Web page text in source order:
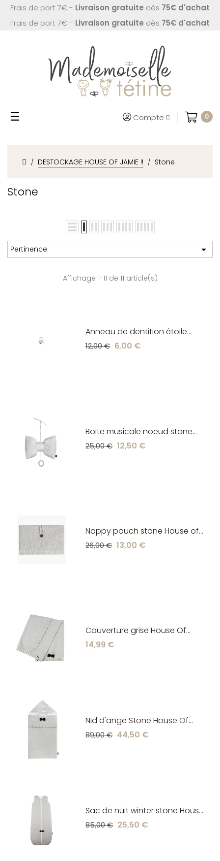
Frais de port 7€ - Livraison gratuite dès 75€ d'achat
Frais de port 7€ - Livraison gratuite dès 75€ d'achat
Basculer
☰ Compte 0
DESTOCKAGE HOUSE OF JAMIE !! Stone
Stone
Pertinence 
Affichage 1-11 de 11 article(s)
Anneau de dentition étoile
stone House of Jamie
12,00 € 6,00 €
Boite musicale noeud stone
House of Jamie
25,00 € 12,50 €
Nappy pouch stone House of
jamie
26,00 € 13,00 €
Couverture grise House Of
Jamie
14,99 €
Nid d'ange Stone House Of
Jamie
89,00 € 44,50 €
Sac de nuit winter stone House
Of Jamie
85,00 € 25,50 €